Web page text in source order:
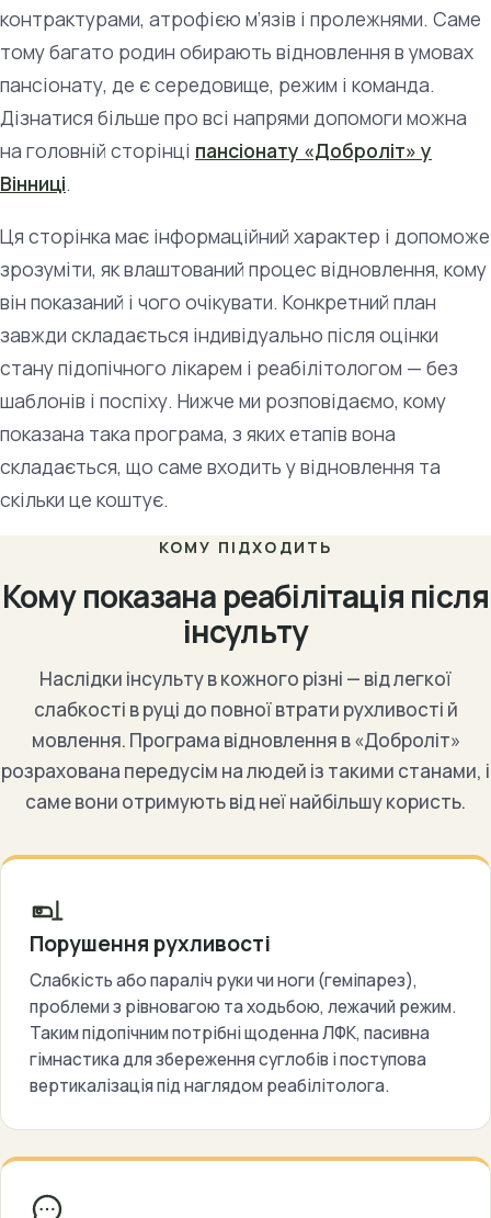
контрактурами, атрофією м’язів і пролежнями. Саме
тому багато родин обирають відновлення в умовах
пансіонату, де є середовище, режим і команда.
Дізнатися більше про всі напрями допомоги можна
на головній сторінці пансіонату «Доброліт» у
Вінниці.
Ця сторінка має інформаційний характер і допоможе
зрозуміти, як влаштований процес відновлення, кому
він показаний і чого очікувати. Конкретний план
завжди складається індивідуально після оцінки
стану підопічного лікарем і реабілітологом — без
шаблонів і поспіху. Нижче ми розповідаємо, кому
показана така програма, з яких етапів вона
складається, що саме входить у відновлення та
скільки це коштує.
КОМУ ПІДХОДИТЬ
Кому показана реабілітація після
інсульту
Наслідки інсульту в кожного різні — від легкої
слабкості в руці до повної втрати рухливості й
мовлення. Програма відновлення в «Доброліт»
розрахована передусім на людей із такими станами, і
саме вони отримують від неї найбільшу користь.
Порушення рухливості
Слабкість або параліч руки чи ноги (геміпарез),
проблеми з рівновагою та ходьбою, лежачий режим.
Таким підопічним потрібні щоденна ЛФК, пасивна
гімнастика для збереження суглобів і поступова
вертикалізація під наглядом реабілітолога.